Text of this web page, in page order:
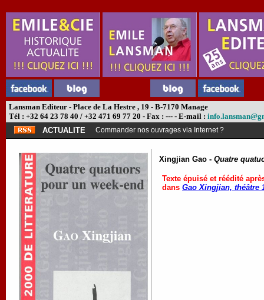
Lansman Editeur - Place de La Hestre , 19 - B-7170 Manage
Tél : +32 64 23 78 40 / +32 471 69 77 20 - Fax : --- - E-mail :
ACTUALITE
Commander nos ouvrages via Internet ?
Xingjian Gao - Quatre
Texte épuisé et réédité
dans Gao Xingjian, théâtre